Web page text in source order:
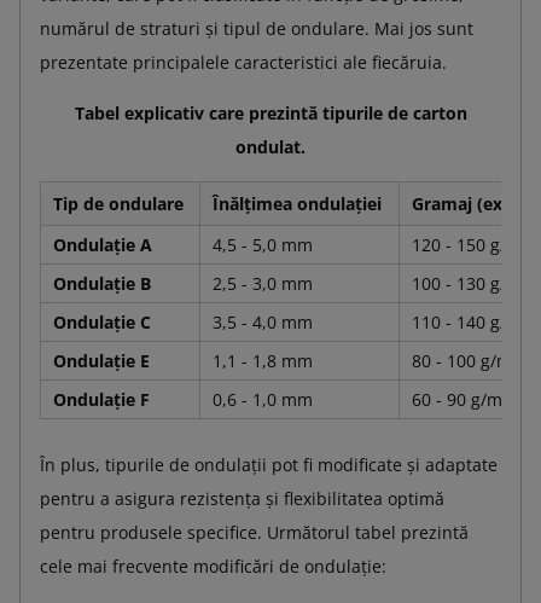
numărul de straturi și tipul de ondulare. Mai jos sunt
prezentate principalele caracteristici ale fiecăruia.
Tabel explicativ care prezintă tipurile de carton
ondulat.
Tip de ondulare Înălțimea ondulației
Gramaj
Ondulație A
4,5 - 5,0 mm
120 - 150 g/m²
Ondulație B
2,5 - 3,0 mm
100 - 130 g/m²
Ondulație C
3,5 - 4,0 mm
110 - 140 g/m²
Ondulație E
1,1 - 1,8 mm
80 - 100 g/m²
Ondulație F
0,6 - 1,0 mm 60 - 90 g/m²
În plus, tipurile de ondulații pot fi modificate și adaptate
pentru a asigura rezistența și flexibilitatea optimă
pentru produsele specifice. Următorul tabel prezintă
cele mai frecvente modificări de ondulație: